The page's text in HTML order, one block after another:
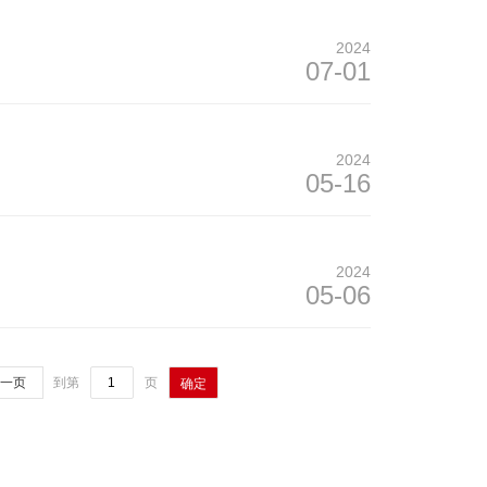
2024
07-01
2024
05-16
2024
05-06
页 到第 页 确定